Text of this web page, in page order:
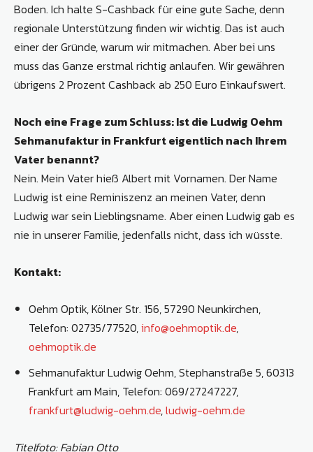
Boden. Ich halte S-Cashback für eine gute Sache, denn
regionale Unterstützung finden wir wichtig. Das ist auch
einer der Gründe, warum wir mitmachen. Aber bei uns
muss das Ganze erstmal richtig anlaufen. Wir gewähren
übrigens 2 Prozent Cashback ab 250 Euro Einkaufswert.
Noch eine Frage zum Schluss: Ist die Ludwig Oehm
Sehmanufaktur in Frankfurt eigentlich nach Ihrem
Vater benannt?
Nein. Mein Vater hieß Albert mit Vornamen. Der Name
Ludwig ist eine Reminiszenz an meinen Vater, denn
Ludwig war sein Lieblingsname. Aber einen Ludwig gab es
nie in unserer Familie, jedenfalls nicht, dass ich wüsste.
Kontakt:
Oehm Optik, Kölner Str. 156, 57290 Neunkirchen,
Telefon: 02735/77520,info@oehmoptik.de,
oehmoptik.de
Sehmanufaktur Ludwig Oehm, Stephanstraße 5, 60313
Frankfurt am Main, Telefon: 069/27247227,
frankfurt@ludwig-oehm.de,ludwig-oehm.de
Titelfoto: Fabian Otto